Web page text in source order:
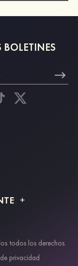
BOLETINES
todos los derechos.
privacidad